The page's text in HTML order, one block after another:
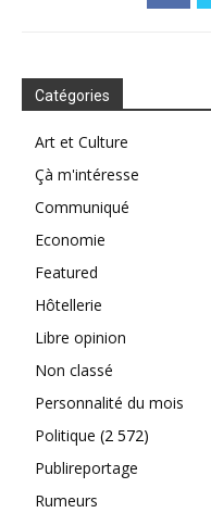
Catégories
Art et Culture
Çà m'intéresse
Communiqué
Economie
Featured
Hôtellerie
Libre opinion
Non classé
Personnalité du mois
Politique (2 572)
Publireportage
Rumeurs